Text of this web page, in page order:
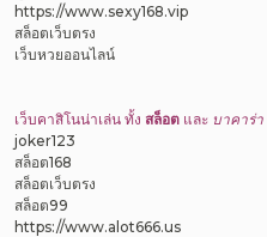
https://www.sexy168.vip
สล็อตเว็บตรง
เว็บหวยออนไลน์
เว็บคาสิโนน่าเล่น ทั้ง สล็อต และ บาคาร่า
joker123
สล็อต168
สล็อตเว็บตรง
สล็อต99
https://www.alot666.us